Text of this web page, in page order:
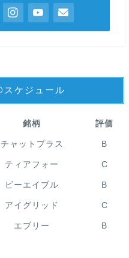
スケジュール
銘柄 評価
チャットプラス B
ティアフォー C
ビーエイブル B
アイグリッド C
エブリー B